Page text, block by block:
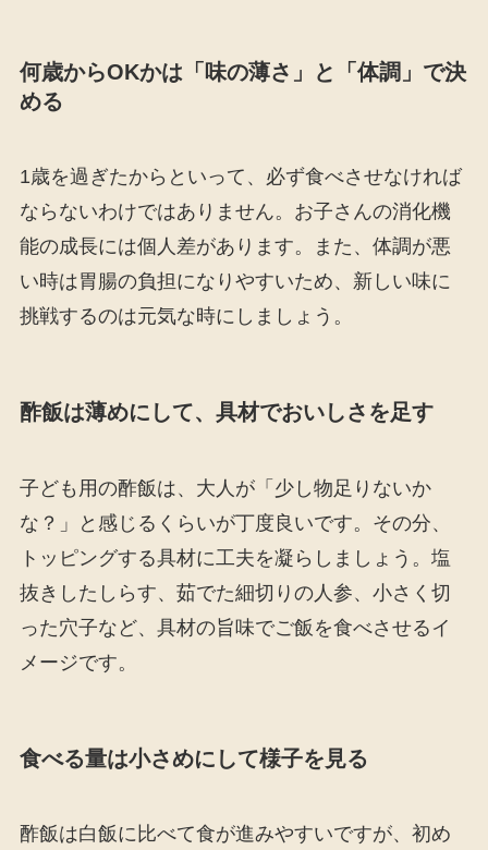
何歳からOKかは「味の薄さ」と「体調」で決
める
1歳を過ぎたからといって、必ず食べさせなければ
ならないわけではありません。お子さんの消化機
能の成長には個人差があります。また、体調が悪
い時は胃腸の負担になりやすいため、新しい味に
挑戦するのは元気な時にしましょう。
酢飯は薄めにして、具材でおいしさを足す
子ども用の酢飯は、大人が「少し物足りないか
な？」と感じるくらいが丁度良いです。その分、
トッピングする具材に工夫を凝らしましょう。塩
抜きしたしらす、茹でた細切りの人参、小さく切
った穴子など、具材の旨味でご飯を食べさせるイ
メージです。
食べる量は小さめにして様子を見る
酢飯は白飯に比べて食が進みやすいですが、初め